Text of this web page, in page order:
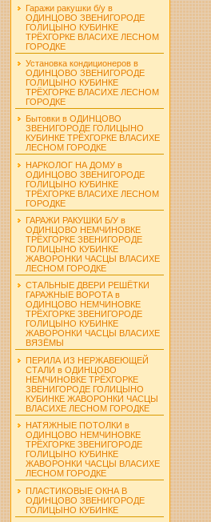
Гаражи ракушки б/у в
ОДИНЦОВО ЗВЕНИГОРОДЕ
ГОЛИЦЫНО КУБИНКЕ
ТРЁХГОРКЕ ВЛАСИХЕ ЛЕСНОМ
ГОРОДКЕ
Установка кондиционеров в
ОДИНЦОВО ЗВЕНИГОРОДЕ
ГОЛИЦЫНО КУБИНКЕ
ТРЁХГОРКЕ ВЛАСИХЕ ЛЕСНОМ
ГОРОДКЕ
Бытовки в ОДИНЦОВО
ЗВЕНИГОРОДЕ ГОЛИЦЫНО
КУБИНКЕ ТРЁХГОРКЕ ВЛАСИХЕ
ЛЕСНОМ ГОРОДКЕ
НАРКОЛОГ НА ДОМУ в
ОДИНЦОВО ЗВЕНИГОРОДЕ
ГОЛИЦЫНО КУБИНКЕ
ТРЁХГОРКЕ ВЛАСИХЕ ЛЕСНОМ
ГОРОДКЕ
ГАРАЖИ РАКУШКИ Б/У в
ОДИНЦОВО НЕМЧИНОВКЕ
ТРЁХГОРКЕ ЗВЕНИГОРОДЕ
ГОЛИЦЫНО КУБИНКЕ
ЖАВОРОНКИ ЧАСЦЫ ВЛАСИХЕ
ЛЕСНОМ ГОРОДКЕ
СТАЛЬНЫЕ ДВЕРИ РЕШЁТКИ
ГАРАЖНЫЕ ВОРОТА в
ОДИНЦОВО НЕМЧИНОВКЕ
ТРЁХГОРКЕ ЗВЕНИГОРОДЕ
ГОЛИЦЫНО КУБИНКЕ
ЖАВОРОНКИ ЧАСЦЫ ВЛАСИХЕ
ВЯЗЁМЫ
ПЕРИЛА ИЗ НЕРЖАВЕЮЩЕЙ
СТАЛИ в ОДИНЦОВО
НЕМЧИНОВКЕ ТРЁХГОРКЕ
ЗВЕНИГОРОДЕ ГОЛИЦЫНО
КУБИНКЕ ЖАВОРОНКИ ЧАСЦЫ
ВЛАСИХЕ ЛЕСНОМ ГОРОДКЕ
НАТЯЖНЫЕ ПОТОЛКИ в
ОДИНЦОВО НЕМЧИНОВКЕ
ТРЁХГОРКЕ ЗВЕНИГОРОДЕ
ГОЛИЦЫНО КУБИНКЕ
ЖАВОРОНКИ ЧАСЦЫ ВЛАСИХЕ
ЛЕСНОМ ГОРОДКЕ
ПЛАСТИКОВЫЕ ОКНА В
ОДИНЦОВО ЗВЕНИГОРОДЕ
ГОЛИЦЫНО КУБИНКЕ